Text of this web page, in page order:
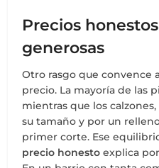
Precios
generosas
Otro rasgo que convence
precio. La mayoría de las
mientras que los
su tamaño y por un
primer corte. Ese
precio honesto explica